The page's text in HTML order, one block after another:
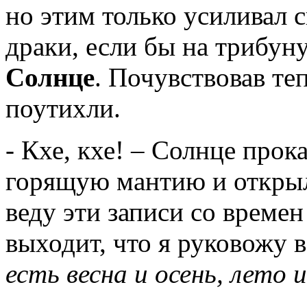
но этим только
драки, если бы на
Солнце. Почувствовав
поутихли.
- Кхе, кхе! – Солнце
горящую мантию и
веду эти записи со
выходит, что я руковожу
есть весна и осень, лето